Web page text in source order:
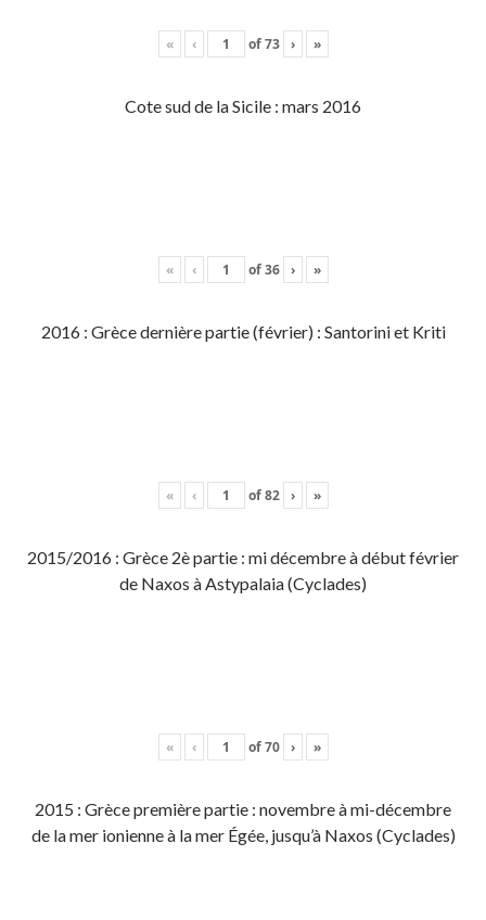
« ‹ of73 › »
Cote sud de la Sicile : mars 2016
« ‹ of36 › »
2016 : Grèce dernière partie (février) : Santorini et Kriti
« ‹ of82 › »
2015/2016 : Grèce 2è partie : mi décembre à début février
de Naxos à Astypalaia (Cyclades)
« ‹ of70 › »
2015 : Grèce première partie : novembre à mi-décembre
de la mer ionienne à la mer Égée, jusqu’à Naxos (Cyclades)